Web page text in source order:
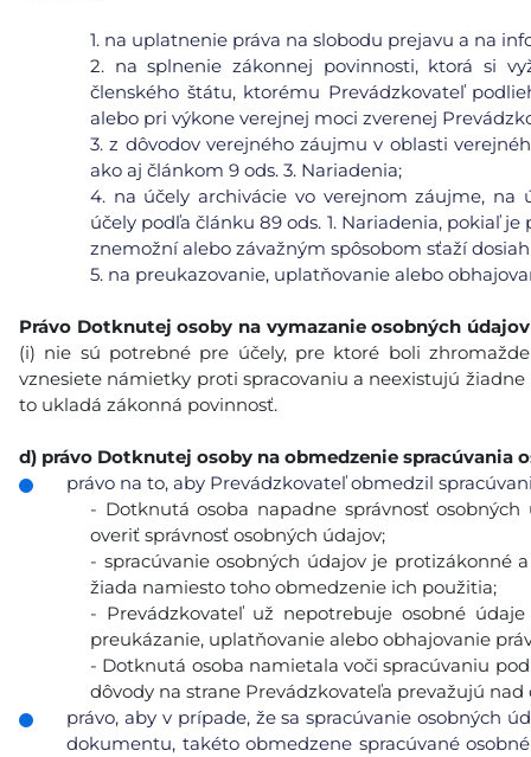
1. na uplatnenie práva na slobodu prejavu a na
2. na splnenie zákonnej povinnosti, ktorá si
členského štátu, ktorému Prevádzkovateľ
alebo pri výkone verejnej moci zverenej
3.z dôvodov verejného záujmu v oblasti
ako aj článkom 9 ods. 3. Nariadenia;
4. na účely archivácie vo verejnom záujme, na
účely podľa článku 89 ods. 1. Nariadenia, pokiaľ
znemožní alebo závažným spôsobom sťaží
5. na preukazovanie, uplatňovanie alebo
Právo Dotknutej osoby na vymazanie osobných údajov
(i) nie sú potrebné pre účely, pre ktoré boli
vznesiete námietky proti spracovaniu a neexistujú
to ukladá zákonná povinnosť.
d) právo Dotknutej osoby na obmedzenie spracúvania
právo na to, aby Prevádzkovateľ obmedzil
- Dotknutá osoba napadne správnosť
overiť správnosť osobných údajov;
- spracúvanie osobných údajov je protizákonné
žiada namiesto toho obmedzenie ich použitia;
- Prevádzkovateľ už nepotrebuje osobné
preukázanie, uplatňovanie alebo obhajovanie
- Dotknutá osoba namietala voči spracúvaniu
dôvody na strane Prevádzkovateľa prevažujú
právo, aby v prípade, že sa spracúvanie osobných
dokumentu, takéto obmedzene spracúvané